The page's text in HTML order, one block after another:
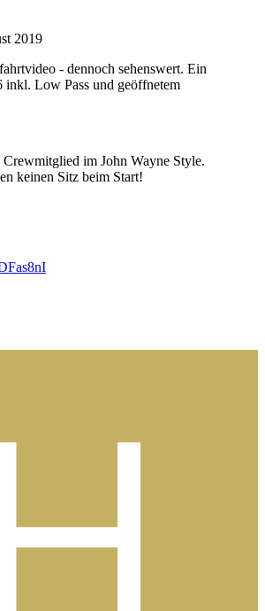
2019
- dennoch sehenswert. Ein
Low Pass und geöffnetem
Crewmitglied im John Wayne Style.
keinen Sitz beim Start!